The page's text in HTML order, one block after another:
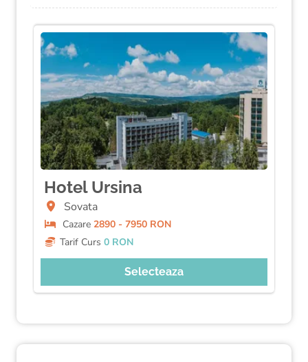
Hotel Ursina
Sovata
Cazare 2890 - 7950 RON
Tarif Curs 0 RON
Selecteaza